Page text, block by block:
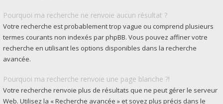
Pourquoi ma recherche ne renvoie aucun résultat ?
Votre recherche est probablement trop vague ou comprend plusieurs
termes courants non indexés par phpBB. Vous pouvez affiner votre
recherche en utilisant les options disponibles dans la recherche
avancée.
Pourquoi ma recherche renvoie une page blanche ?!
Votre recherche renvoie plus de résultats que ne peut gérer le serveur
Web. Utilisez la « Recherche avancée » et soyez plus précis dans le